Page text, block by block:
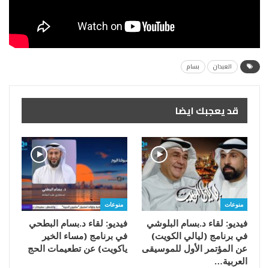
العبدان بسام
قد يعجبك ايضا
منوعات
فيديو: لقاء د.بسام البلوشي
في برنامج (ليالي الكويت)
عن المؤتمر الأول للموسيقى
العربية…
منوعات
فيديو: لقاء د.بسام البطحي
في برنامج (مساء الخير
ياكويت) عن تطعيمات الحج